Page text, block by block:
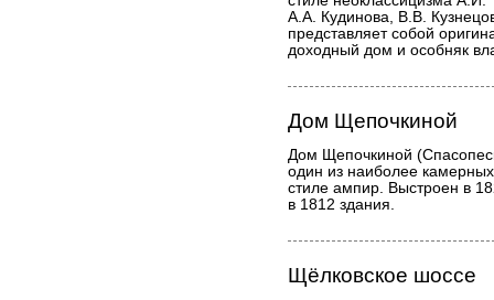
А.А. Кудинова, В.В.
представляет собой
доходный дом и особняк
Дом Щепочкиной
Дом Щепочкиной
один из наиболее
стиле ампир. Выстроен в
в 1812 здания.
Щёлковское шоссе